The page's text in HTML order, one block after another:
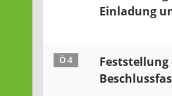
Einladung
Ö 4
Feststellung